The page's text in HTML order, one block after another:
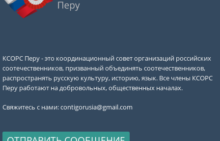
КСОРС Перу - это координационный совет организаций российских
соотечественников, призванный объединять соотечественников,
распространять русскую культуру, историю, язык. Все члены КСОРС
Перу работают на добровольных, общественных началах.
Свяжитесь с нами:contigorusia@gmail.com